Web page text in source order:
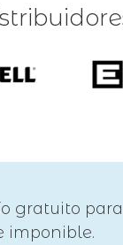
gratuito
imponible.